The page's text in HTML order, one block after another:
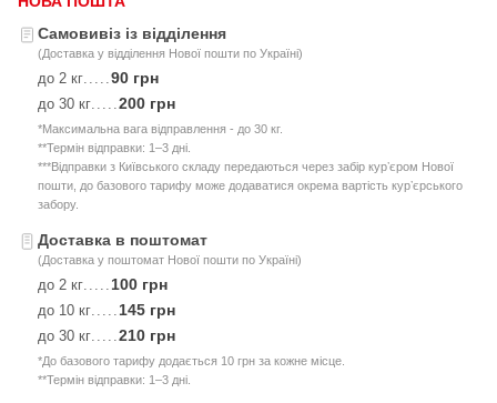
Самовивіз із відділення
(Доставка у відділення Нової пошти по Україні)
до 2 кг.....90 грн
до 30 кг.....200 грн
*Максимальна вага відправлення - до 30 кг.
**Термін відправки: 1–3 дні.
***Відправки з Київського складу передаються через забір курʼєром Нової
пошти, до базового тарифу може додаватися окрема вартість курʼєрського
забору.
Доставка в поштомат
(Доставка у поштомат Нової пошти по Україні)
до 2 кг.....100 грн
до 10 кг.....145 грн
до 30 кг.....210 грн
*До базового тарифу додається 10 грн за кожне місце.
**Термін відправки: 1–3 дні.